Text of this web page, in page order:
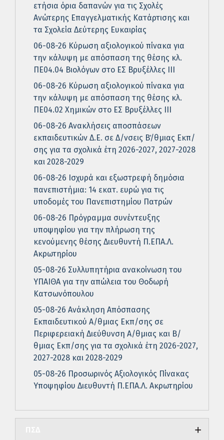
ετήσια όρια δαπανών για τις Σχολές
Ανώτερης Επαγγελματικής Κατάρτισης και
τα Σχολεία Δεύτερης Ευκαιρίας
06-08-26 Κύρωση αξιολογικού πίνακα για
την κάλυψη με απόσπαση της θέσης κλ.
ΠΕ04.04 Βιολόγων στο ΕΣ Βρυξέλλες ΙΙΙ
06-08-26 Κύρωση αξιολογικού πίνακα για
την κάλυψη με απόσπαση της θέσης κλ.
ΠΕ04.02 Χημικών στο ΕΣ Βρυξέλλες ΙΙΙ
06-08-26 Ανακλήσεις αποσπάσεων
εκπαιδευτικών Δ.Ε. σε Δ/νσεις Β΄/θμιας Εκπ/
σης για τα σχολικά έτη 2026-2027, 2027-2028
και 2028-2029
06-08-26 Ισχυρά και εξωστρεφή δημόσια
πανεπιστήμια: 14 εκατ. ευρώ για τις
υποδομές του Πανεπιστημίου Πατρών
06-08-26 Πρόγραμμα συνέντευξης
υποψηφίου για την πλήρωση της
κενούμενης θέσης Διευθυντή Π.ΕΠΑ.Λ.
Ακρωτηρίου
05-08-26 Συλλυπητήρια ανακοίνωση του
ΥΠΑΙΘΑ για την απώλεια του Θοδωρή
Κατσωνόπουλου
05-08-26 Ανάκληση Απόσπασης
Εκπαιδευτικού Α/θμιας Εκπ/σης σε
Περιφερειακή Διεύθυνση Α/θμιας και Β/
θμιας Εκπ/σης για τα σχολικά έτη 2026-2027,
2027-2028 και 2028-2029
05-08-26 Προσωρινός Αξιολογικός Πίνακας
Υποψηφίου Διευθυντή Π.ΕΠΑ.Λ. Ακρωτηρίου